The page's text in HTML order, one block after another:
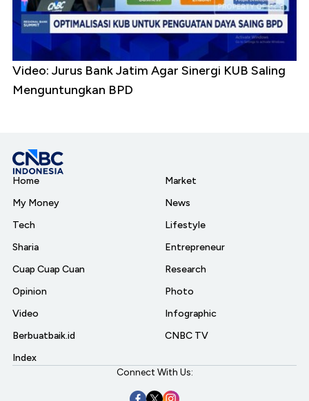
Video: Jurus Bank Jatim Agar Sinergi KUB Saling
Menguntungkan BPD
Home
My Money
Tech
Sharia
Cuap Cuap Cuan
Opinion
Video
Berbuatbaik.id
Index
Market
News
Lifestyle
Entrepreneur
Research
Photo
Infographic
CNBC TV
Connect With Us: